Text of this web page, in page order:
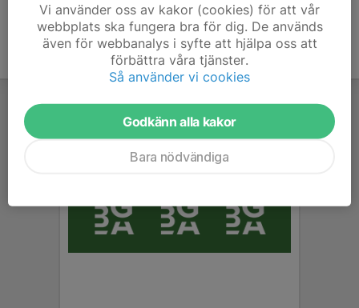
Vi använder oss av kakor (cookies) för att vår
webbplats ska fungera bra för dig. De används
även för webbanalys i syfte att hjälpa oss att
förbättra våra tjänster.
Så använder vi cookies
Godkänn alla kakor
Bara nödvändiga